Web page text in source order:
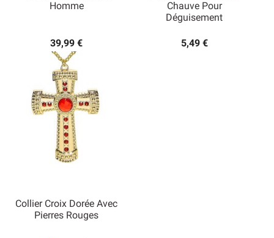
Homme
39,99 €
Chauve Pour
Déguisement
5,49 €
Collier Croix Dorée Avec
Pierres Rouges